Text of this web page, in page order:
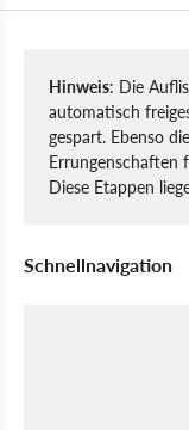
Hinweis: Die
automatisch
gespart. Ebenso
Errungenschaften
Diese Etappen
Schnellnavigation